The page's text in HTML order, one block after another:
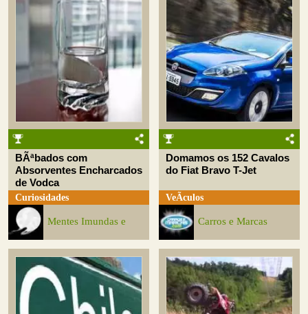
BÃªbados com
Absorventes Encharcados
de Vodca
Curiosidades
Mentes Imundas e
Domamos os 152 Cavalos
do Fiat Bravo T-Jet
VeÃ­culos
Carros e Marcas